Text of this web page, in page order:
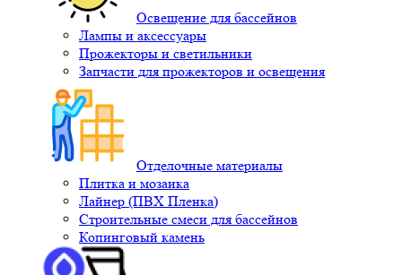
Освещение для бассейнов
Лампы и аксессуары
Прожекторы и светильники
Запчасти для прожекторов и освещения
Отделочные материалы
Плитка и мозаика
Лайнер (ПВХ Пленка)
Строительные смеси для бассейнов
Копинговый камень